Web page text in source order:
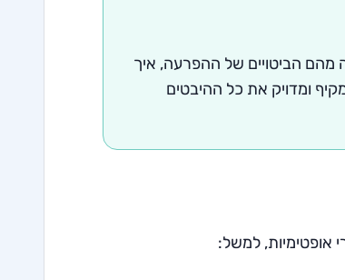
מהם הביטויים של ההפרעה, איך
ומדויק את כל ההיבטים
אופטימיות, למשל: